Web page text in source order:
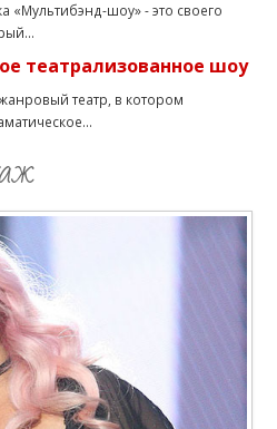
«Мультибэнд-шоу» - это своего
театрализованное шоу
театр, в котором